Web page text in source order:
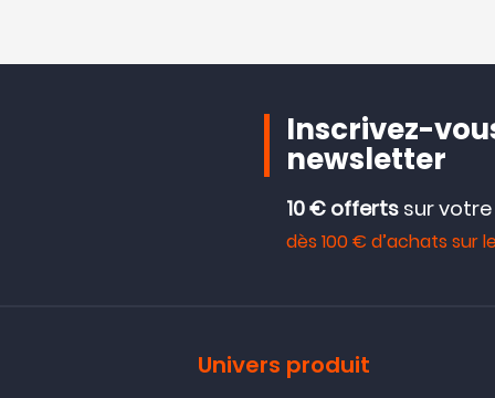
Inscrivez-
newsletter
10 € offerts sur
dès 100 € d’achats sur
Univers produit